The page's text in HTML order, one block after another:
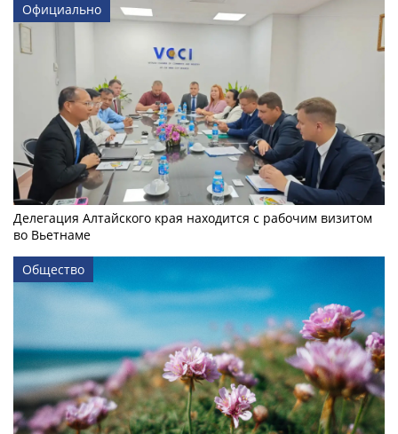
Официально
Делегация Алтайского края находится с рабочим визитом
во Вьетнаме
Общество